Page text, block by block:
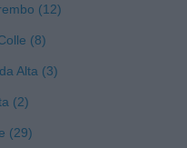
(12)
(8)
Alta (3)
(2)
(29)